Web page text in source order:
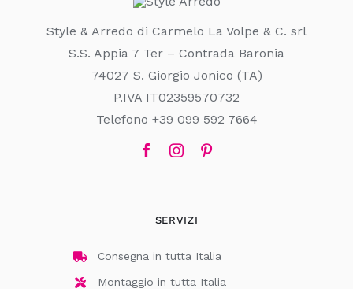
Style & Arredo di Carmelo La Volpe & C. srl
S.S. Appia 7 Ter – Contrada Baronia
74027 S. Giorgio Jonico (TA)
P.IVA IT02359570732
Telefono +39 099 592 7664
SERVIZI
Consegna in tutta Italia
Montaggio in tutta Italia